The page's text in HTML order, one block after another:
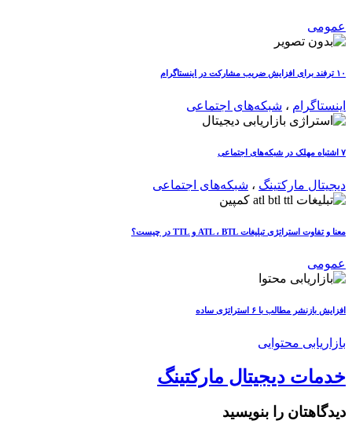
عمومی
۱۰ ترفند برای افزایش ضریب مشارکت در اینستاگرام
اینستاگرام ، شبکه‌های اجتماعی
۷ اشتباه مهلک در شبکه‌های اجتماعی
دیجیتال مارکتینگ ، شبکه‌های اجتماعی
معنا و تفاوت استراتژی تبلیغات ATL ، BTL و TTL در چیست؟
عمومی
افزایش بازنشر مطالب با ۶ استراتژی ساده
بازاریابی محتوایی
خدمات دیجیتال مارکتینگ
دیدگاهتان را بنویسید